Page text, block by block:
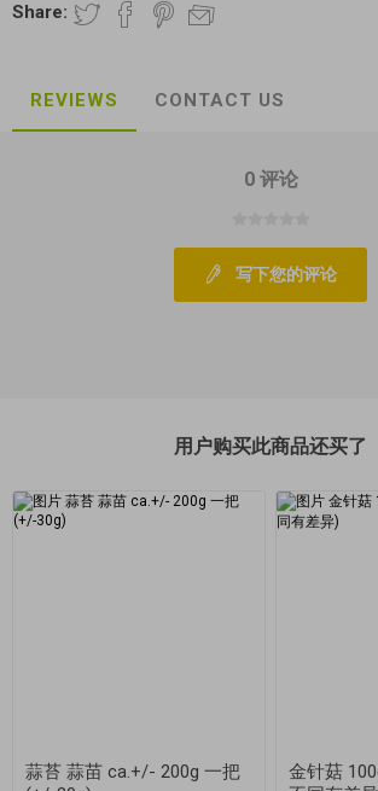
Share:
REVIEWS CONTACT US
0 评论
写下您的评论
用户购买此商品还买了
蒜苔 蒜苗 ca.+/- 200g 一把
金针菇